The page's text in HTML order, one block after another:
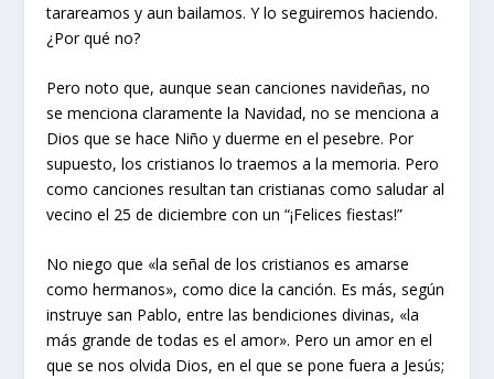
tarareamos y aun bailamos. Y lo seguiremos haciendo.
¿Por qué no?
Pero noto que, aunque sean canciones navideñas, no
se menciona claramente la Navidad, no se menciona a
Dios que se hace Niño y duerme en el pesebre. Por
supuesto, los cristianos lo traemos a la memoria. Pero
como canciones resultan tan cristianas como saludar al
vecino el 25 de diciembre con un “¡Felices fiestas!”
No niego que «la señal de los cristianos es amarse
como hermanos», como dice la canción. Es más, según
instruye san Pablo, entre las bendiciones divinas, «la
más grande de todas es el amor». Pero un amor en el
que se nos olvida Dios, en el que se pone fuera a Jesús;